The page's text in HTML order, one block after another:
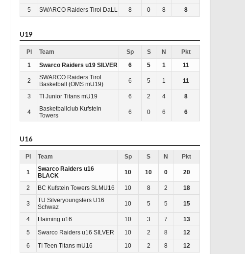
5
SWARCO Raiders Tirol DaLL 8 0 8 8
U19
Pl Team Sp S N
Pkt
1
Swarco Raiders u19 SILVER 6 5 1 11
2
SWARCO Raiders Tirol
Basketball (ÖMS mU19)
6 5 1 11
3 TI Junior Titans mU19 6 2 4 8
4
Basketballclub Kufstein
Towers
6 0 6 6
U16
Pl Team Sp S N Pkt
1
Swarco Raiders u16
BLACK
10 10 0 20
2 BC Kufstein Towers SLMU16 10 8 2 18
3
TU Silveryoungsters U16
Schwaz
10 5 5 15
4 Haiming u16 10 3 7
13
5
Swarco Raiders u16 SILVER 10 2 8
12
6
TI Teen Titans mU16 10 2 8 12